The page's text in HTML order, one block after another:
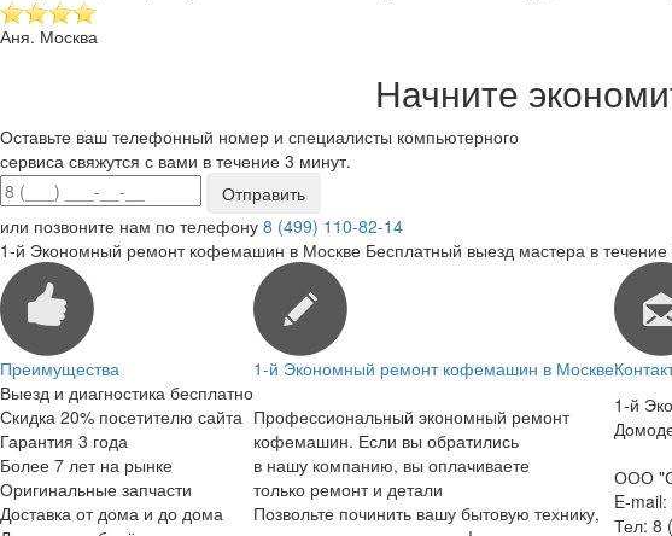
Аня. Москва
Начните
Оставьте ваш телефонный номер и специалисты компьютерного
сервиса свяжутся с вами в течение 3 минут.
или позвоните нам по телефону 8 (499) 110-82-14
1-й Экономный ремонт кофемашин в Москве Бесплатный выезд мастера в
Преимущества 1-й Экономный ремонт кофемашин в Москве
Выезд и диагностика бесплатно
Скидка 20% посетителю сайта
Гарантия 3 года
Более 7 лет на рынке
Оригинальные запчасти
Доставка от дома и до дома
Профессиональный экономный ремонт
кофемашин. Если вы обратились
в нашу компанию, вы оплачиваете
только ремонт и детали
Позвольте починить вашу бытовую технику,
1-й
ООО
E-mail:
Тел: 8